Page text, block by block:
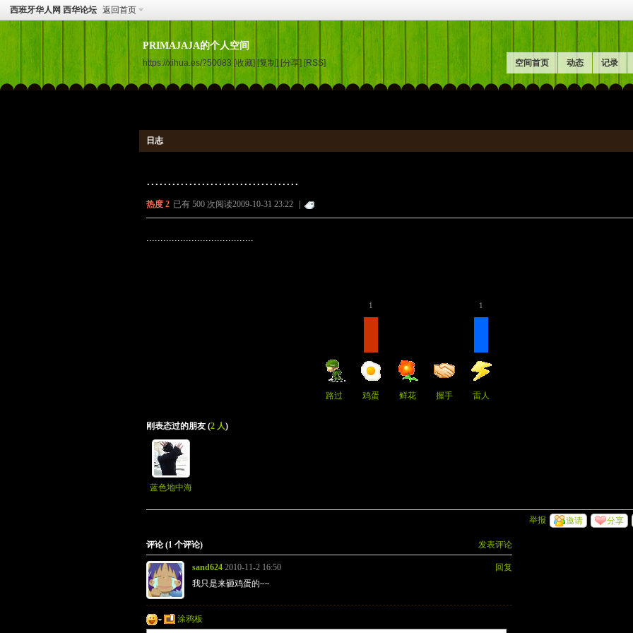
西班牙华人网 西华论坛 返回首页
PRIMAJAJA的个人空间
https://xihua.es/?50083 [收藏] [复制] [分享] [RSS] 空间首页 动态 记录
日志
....................................
热度 2 已有 500 次阅读2009-10-31 23:22
......................................
路过
1
鸡蛋 鲜花 握手
1
雷人
刚表态过的朋友 (2 人)
蓝色地中海
分享
邀请
举报
发表评论
评论 (1 个评论)
回复
sand624 2010-11-2 16:50
我只是来砸鸡蛋的~~
涂鸦板